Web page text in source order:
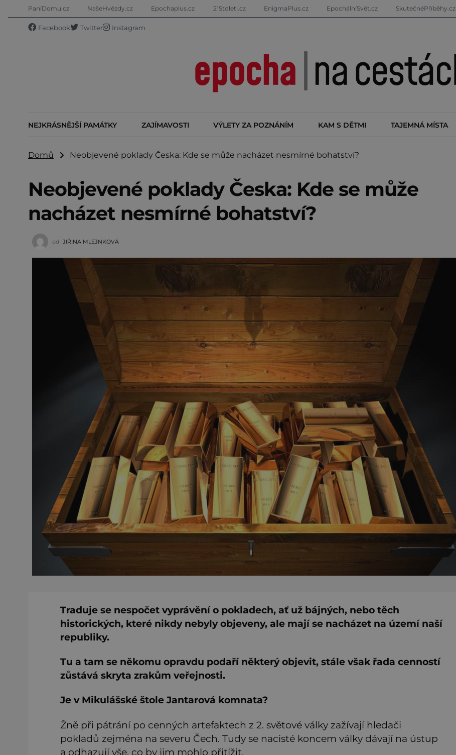
PaníDomu.cz NašeHvězdy.cz Epochaplus.cz 21Stoleti.cz EnigmaPlus.cz EpochálníSvět.cz SkutečnéPříběhy.cz
Facebook Twitter Instagram
NEJKRÁSNĚJŠÍ PAMÁTKY ZAJÍMAVOSTI VÝLETY ZA POZNÁNÍM KAM S DĚTMI TAJEMNÁ MÍSTA
Domů Neobjevené poklady Česka: Kde se může nacházet nesmírné bohatství?
Neobjevené poklady Česka: Kde se může
nacházet nesmírné bohatství?
od JIŘINA MLEJNKOVÁ
Traduje se nespočet vyprávění o pokladech, ať už bájných, nebo těch
historických, které nikdy nebyly objeveny, ale mají se nacházet na území naší
republiky.
Tu a tam se někomu opravdu podaří některý objevit, stále však řada cenností
zůstává skryta zrakům veřejnosti.
Je v Mikulášské štole Jantarová komnata?
Žně při pátrání po cenných artefaktech z 2. světové války zažívají hledači
pokladů zejména na severu Čech. Tudy se nacisté koncem války dávají na ústup
a odhazují vše, co by jim mohlo přitížit.